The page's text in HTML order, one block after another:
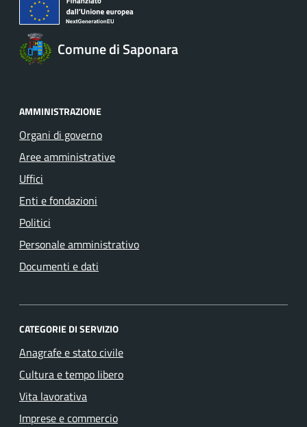
Comune di Saponara
AMMINISTRAZIONE
Organi di governo
Aree amministrative
Uffici
Enti e fondazioni
Politici
Personale amministrativo
Documenti e dati
CATEGORIE DI SERVIZIO
Anagrafe e stato civile
Cultura e tempo libero
Vita lavorativa
Imprese e commercio